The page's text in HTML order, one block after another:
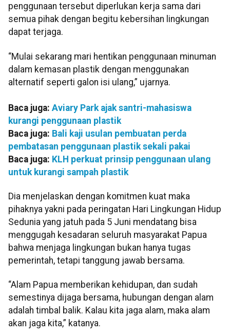
penggunaan tersebut diperlukan kerja sama dari
semua pihak dengan begitu kebersihan lingkungan
dapat terjaga.
“Mulai sekarang mari hentikan penggunaan minuman
dalam kemasan plastik dengan menggunakan
alternatif seperti galon isi ulang,” ujarnya.
Baca juga: Aviary Park ajak santri-mahasiswa
kurangi penggunaan plastik
Baca juga: Bali kaji usulan pembuatan perda
pembatasan penggunaan plastik sekali pakai
Baca juga: KLH perkuat prinsip penggunaan ulang
untuk kurangi sampah plastik
Dia menjelaskan dengan komitmen kuat maka
pihaknya yakni pada peringatan Hari Lingkungan Hidup
Sedunia yang jatuh pada 5 Juni mendatang bisa
menggugah kesadaran seluruh masyarakat Papua
bahwa menjaga lingkungan bukan hanya tugas
pemerintah, tetapi tanggung jawab bersama.
“Alam Papua memberikan kehidupan, dan sudah
semestinya dijaga bersama, hubungan dengan alam
adalah timbal balik. Kalau kita jaga alam, maka alam
akan jaga kita,” katanya.